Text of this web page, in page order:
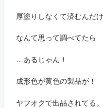
厚塗りしなくて済むんだ
なんて思って調べてたら
…あるじゃん！
成形色が黄色の製品が！
ヤフオクで出品されてる。